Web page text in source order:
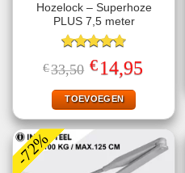
Hozelock – Superhoze
PLUS 7,5 meter
Gewaardeerd
4.75uit 5
€33,50 Oorspronkelijke
prijs
was:
€33,50.
€14,95prijs
TOEVOEGEN
-72%